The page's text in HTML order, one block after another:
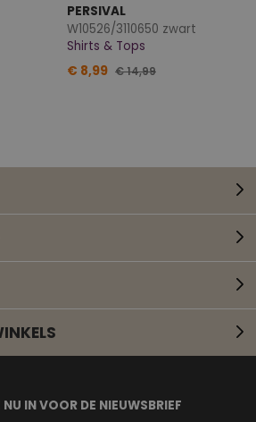
PERSIVAL
W10526/3110650 zwart
Shirts & Tops
€ 8,99 € 14,99
onze klantenservice
IN VOOR DE NIEUWSBRIEF